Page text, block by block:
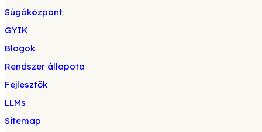
Súgóközpont
GYIK
Blogok
Rendszer állapota
Fejlesztők
LLMs
Sitemap